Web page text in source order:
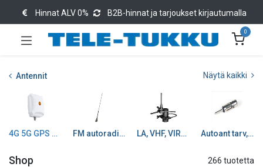
Hinnat ALV 0% B2B-hinnat ja tarjoukset kirjautumalla
0
Antennit Näytä kaikki
4G 5G GPS WiFi ... FM autoradioantennit LA, VHF, VIRVE GPS Autoant tarv, piisk, adap
Shop 266 tuotetta